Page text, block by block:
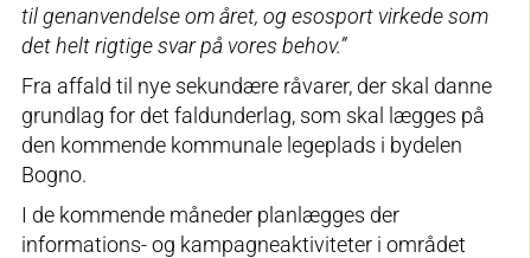
til genanvendelse om året, og esosport virkede som
det helt rigtige svar på vores behov.”
Fra affald til nye sekundære råvarer, der skal danne
grundlag for det faldunderlag, som skal lægges på
den kommende kommunale legeplads i bydelen
Bogno.
I de kommende måneder planlægges der
informations- og kampagneaktiviteter i området